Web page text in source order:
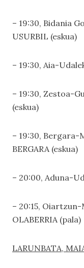
– 19:30, Bidania
USURBIL (eskua)
– 19:30, Aia-
– 19:30, Zestoa-
(eskua)
– 19:30, Bergara-
BERGARA (eskua)
– 20:00, Aduna-
– 20:15,
OLABERRIA (pala)
LARUNBATA,